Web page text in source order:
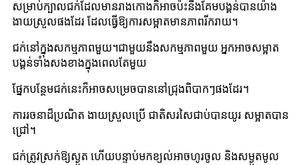
សម្រាប់​ក្បាល​ជក់​ដែល​មាន​រាង​កោង​ក៏​អាច​ប៉ះ​នឹង​គែម​បង្គន់​បាន​យ៉ាង​
ងាយ​ស្រួល​ផង​ដែរ ដែល​ធ្វើ​ឱ្យ​ការ​សម្អាត​មាន​ភាព​រីករាយ។
ជក់នៅក្នុងសកម្មភាពមួយ។ជាមួយនឹងសកម្មភាពមួយ អ្នកអាចសម្អាត
បង្គន់ទាំងសងខាងក្នុងពេលតែមួយ
ផ្នែកបន្ថែមជក់នេះក៏អាចសម្រេចបាននៅជ្រុងពិបាកៗផងដែរ។
ការរចនាដ៏ប្រណិត ងាយស្រួលប្រើ ជាតិសរសៃជាប់បានយូរ សម្អាតបាន
ជ្រៅ។
ជក់ត្រូវស្រក់ឱ្យស្ងួត ហើយបន្ទាប់មកខ្យល់អាចហូរចូល និងសម្ងួតមូល